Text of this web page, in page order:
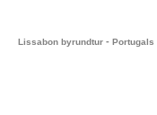
Lissabon byrundtur - Portugals